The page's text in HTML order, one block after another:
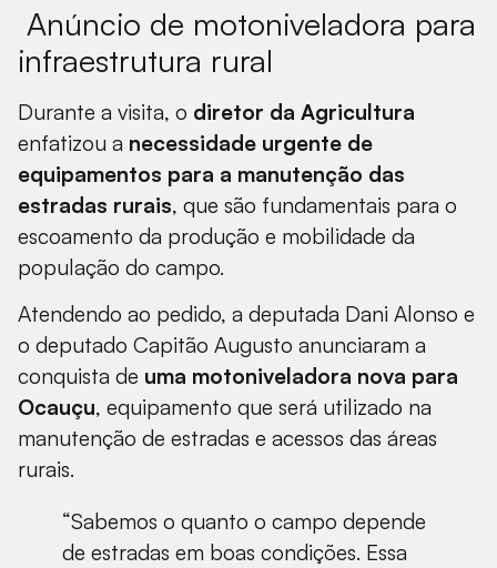
Anúncio de motoniveladora para
infraestrutura rural
Durante a visita, o diretor da Agricultura
enfatizou a necessidade urgente de
equipamentos para a manutenção das
estradas rurais, que são fundamentais para o
escoamento da produção e mobilidade da
população do campo.
Atendendo ao pedido, a deputada Dani Alonso e
o deputado Capitão Augusto anunciaram a
conquista de uma motoniveladora nova para
Ocauçu, equipamento que será utilizado na
manutenção de estradas e acessos das áreas
rurais.
“Sabemos o quanto o campo depende
de estradas em boas condições. Essa